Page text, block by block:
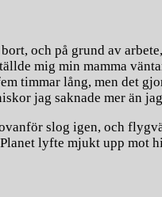
och på grund av
mig min mamma
timmar lång, men det
jag saknade mer än
slog igen, och
lyfte mjukt upp mot